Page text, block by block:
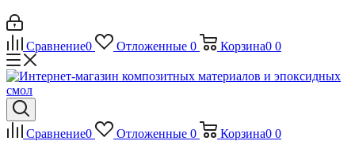
Сравнение0 Отложенные 0 Корзина0 0
Сравнение0 Отложенные 0 Корзина0 0